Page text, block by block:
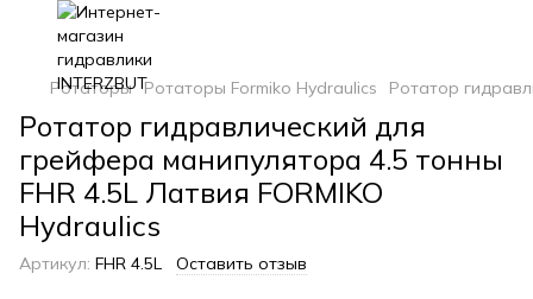
Ротаторы Ротаторы Formiko Hydraulics Ротатор
Ротатор гидравлический для
грейфера манипулятора 4.5 тонны
FHR 4.5L Латвия FORMIKO
Hydraulics
Артикул: FHR 4.5L Оставить отзыв